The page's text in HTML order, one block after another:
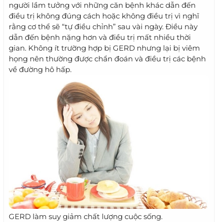
người lầm tưởng với những căn bệnh khác dẫn đến
điều trị không đúng cách hoặc không điều trị vì nghĩ
rằng cơ thể sẽ “tự điều chỉnh” sau vài ngày. Điều này
dẫn đến bệnh nặng hơn và điều trị mất nhiều thời
gian. Không ít trường hợp bị GERD nhưng lại bị viêm
họng nên thường được chẩn đoán và điều trị các bệnh
về đường hô hấp.
GERD làm suy giảm chất lượng cuộc sống.